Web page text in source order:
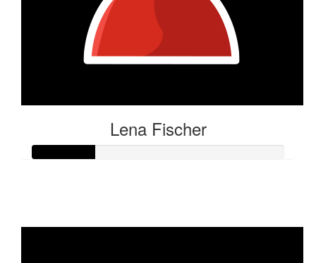
Lena Fischer